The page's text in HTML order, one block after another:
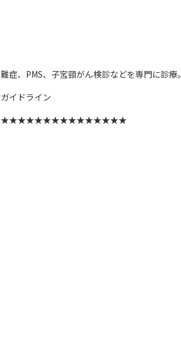
、PMS、子宮頸がん検診などを専門に診療。
イドライン